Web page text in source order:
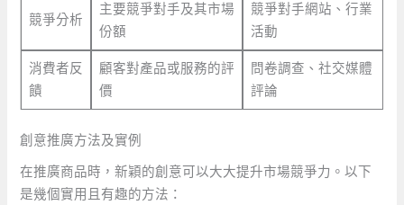
競爭分析
主要競爭對手及其市場
份額
競爭對手網站、行業
活動
消費者反
饋
顧客對產品或服務的評
價
問卷調查、社交媒體
評論
創意推廣方法及實例
在推廣商品時，新穎的創意可以大大提升市場競爭力。以下
是幾個實用且有趣的方法：